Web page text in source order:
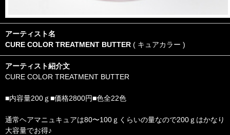
アーティスト名
CURE COLOR TREATMENT BUTTER ( キュアカラー )
アーティスト紹介文
CURE COLOR TREATMENT BUTTER
■内容量200ｇ■価格2800円■色全22色
通常ヘアマニュキュアは80〜100ｇくらいの量なので200ｇはかなり
大容量でお得♪